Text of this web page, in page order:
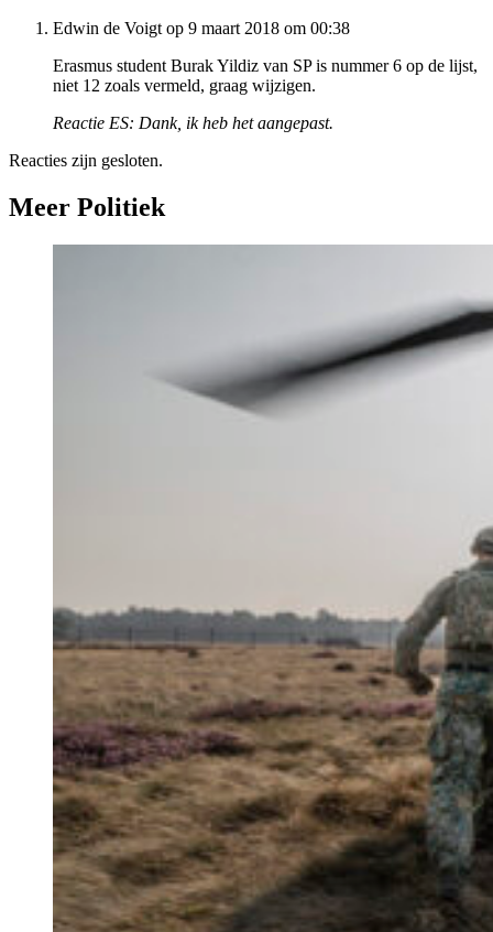
Edwin de Voigt op 9 maart 2018 om 00:38
Erasmus student Burak Yildiz van SP is nummer 6 op de lijst,
niet 12 zoals vermeld, graag wijzigen.
Reactie ES: Dank, ik heb het aangepast.
Reacties zijn gesloten.
Meer Politiek